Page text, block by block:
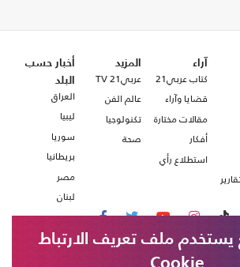
آراء
كتاب عربي21
قضايا وآراء
مقالات مختارة
أفكار
استطلاع رأي
المزيد
عربي21 TV
عالم الفن
تكنولوجيا
صحة
أخبار حسب
البلد
العراق
ليبيا
سوريا
بريطانيا
مصر
لبنان
يستخدم ملف تعريف الارتباط